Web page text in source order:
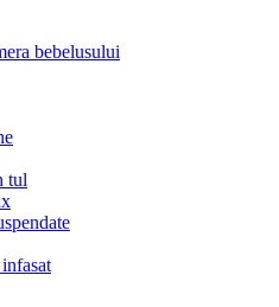
bebelusului
tul